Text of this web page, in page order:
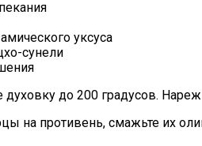
уксуса
сунели
духовку до 200 градусов.
на противень, смажьте их